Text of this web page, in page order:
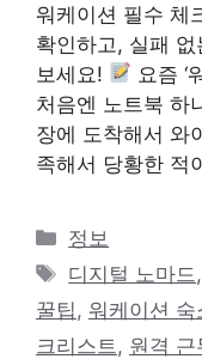
워케이션 필수 체
확인하고, 실패
보세요!
요즘 ‘
처음엔 노트북 하
장에 도착해서 와
족해서 당황한 적
카
테
고
리
정보
태
그
디지털 노마드 ,
꿀팁 , 워케이션 숙
크리스트 , 원격 근